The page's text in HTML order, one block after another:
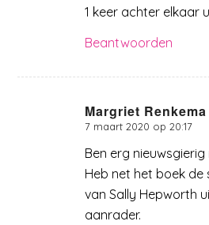
1 keer achter elkaar
Beantwoorden
Margriet Renkema
zegt:
7 maart 2020 op 20:17
Ben erg
Heb net het boek
van Sally Hepworth
aanrader.